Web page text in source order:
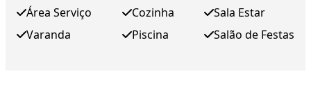
Área Serviço
Varanda
Cozinha
Piscina
Sala Estar
Salão de Festas